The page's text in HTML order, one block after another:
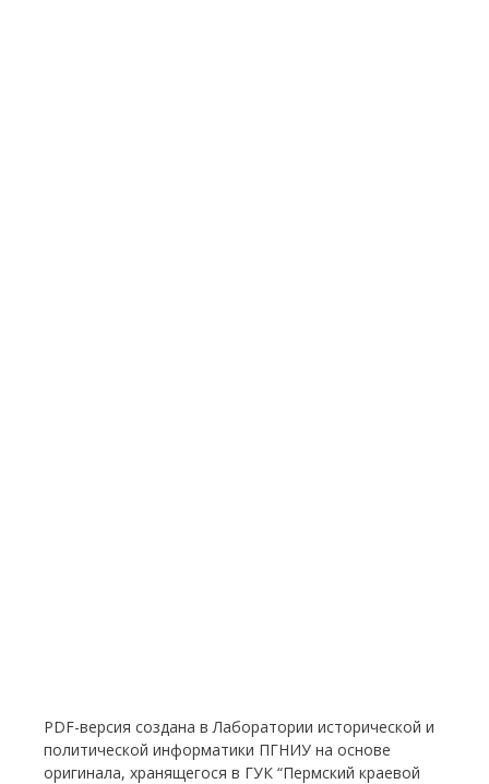
PDF-версия создана в Лаборатории исторической и
политической информатики ПГНИУ на основе
оригинала, хранящегося в ГУК “Пермский краевой